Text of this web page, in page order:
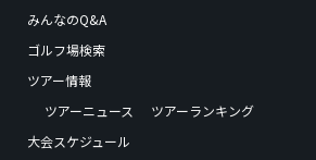
みんなのQ&A
ゴルフ場検索
ツアー情報
ツアーニュース
ツアーランキング
大会スケジュール